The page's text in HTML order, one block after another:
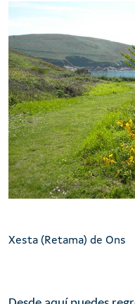
Xesta (Retama) de Ons